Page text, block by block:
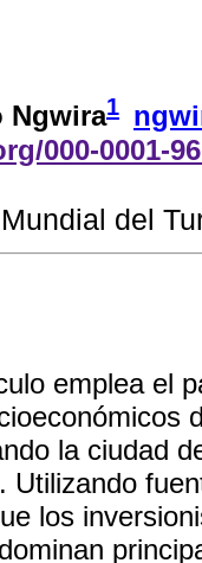
Ngwira1
000-0001-
del
emplea el
la ciudad
Utilizando
los